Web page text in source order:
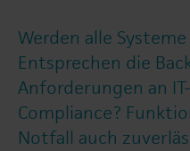
Werden alle
Entsprechen die
Anforderungen an
Compliance?
Notfall auch